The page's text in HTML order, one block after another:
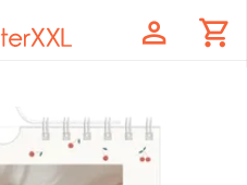
profile shopping_cart